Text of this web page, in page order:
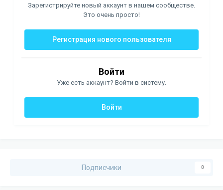
Зарегистрируйте новый аккаунт в нашем сообществе.
Это очень просто!
Регистрация нового пользователя
Войти
Уже есть аккаунт? Войти в систему.
Войти
Подписчики 0